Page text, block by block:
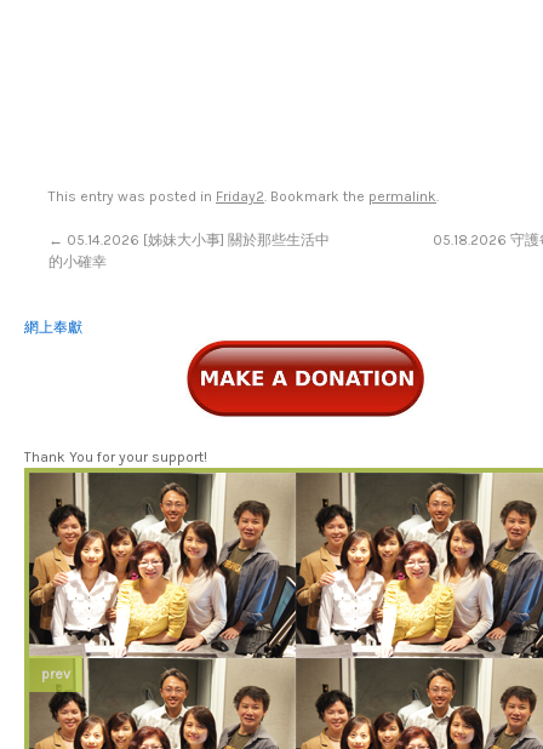
This entry was posted in Friday2. Bookmark the permalink.
← 05.14.2026 [姊妹大小事] 關於那些生活中
的小確幸
05.18.2026 守
網上奉獻
Thank You for your support!
prev